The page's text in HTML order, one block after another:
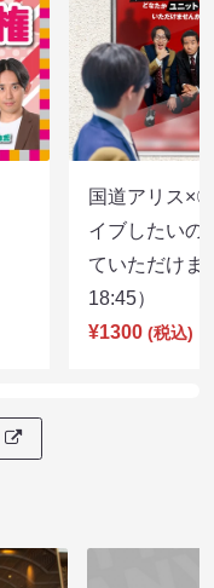
国道アリス×
イブしたいの
ていただけ
18:45）
¥1300 (税込)